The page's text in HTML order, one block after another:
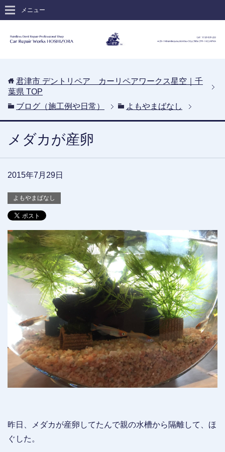
メニュー
君津市 デントリペア カーリペアワークス星空｜千
葉県 TOP
ブログ（施工例や日常）
よもやまばなし
メダカが産卵
2015年7月29日
よもやまばなし
昨日、メダカが産卵してたんで親の水槽から隔離して、ほ
ぐした。